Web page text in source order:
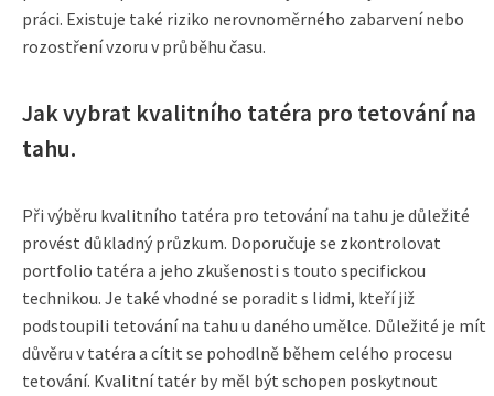
práci. Existuje také riziko nerovnoměrného zabarvení nebo
rozostření vzoru v průběhu času.
Jak vybrat kvalitního tatéra pro tetování na
tahu.
Při výběru kvalitního tatéra pro tetování na tahu je důležité
provést důkladný průzkum. Doporučuje se zkontrolovat
portfolio tatéra a jeho zkušenosti s touto specifickou
technikou. Je také vhodné se poradit s lidmi, kteří již
podstoupili tetování na tahu u daného umělce. Důležité je mít
důvěru v tatéra a cítit se pohodlně během celého procesu
tetování. Kvalitní tatér by měl být schopen poskytnout